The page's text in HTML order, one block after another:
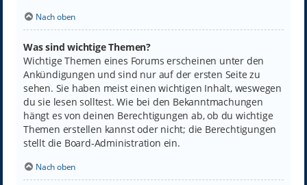
Nach oben
Was sind wichtige Themen?
Wichtige Themen eines Forums erscheinen unter den
Ankündigungen und sind nur auf der ersten Seite zu
sehen. Sie haben meist einen wichtigen Inhalt, weswegen
du sie lesen solltest. Wie bei den Bekanntmachungen
hängt es von deinen Berechtigungen ab, ob du wichtige
Themen erstellen kannst oder nicht; die Berechtigungen
stellt die Board-Administration ein.
Nach oben